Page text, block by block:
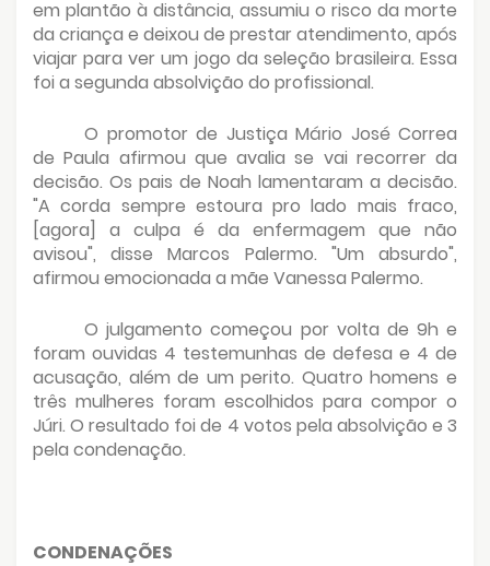
em plantão à distância, assumiu o risco da morte
da criança e deixou de prestar atendimento, após
viajar para ver um jogo da seleção brasileira. Essa
foi a segunda absolvição do profissional.
O promotor de Justiça Mário José Correa
de Paula afirmou que avalia se vai recorrer da
decisão. Os pais de Noah lamentaram a decisão.
"A corda sempre estoura pro lado mais fraco,
[agora] a culpa é da enfermagem que não
avisou", disse Marcos Palermo. "Um absurdo",
afirmou emocionada a mãe Vanessa Palermo.
O julgamento começou por volta de 9h e
foram ouvidas 4 testemunhas de defesa e 4 de
acusação, além de um perito. Quatro homens e
três mulheres foram escolhidos para compor o
Júri. O resultado foi de 4 votos pela absolvição e 3
pela condenação.
CONDENAÇÕES